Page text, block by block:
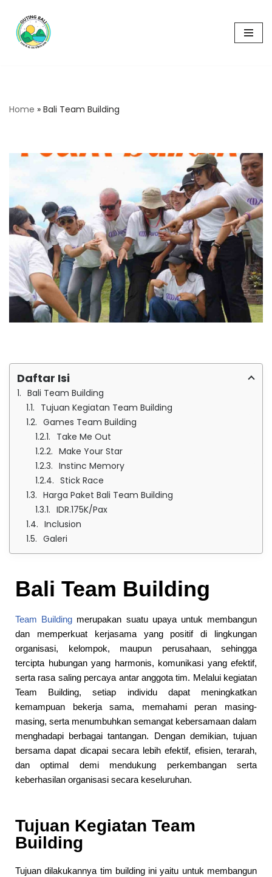
Skip
Home » Bali Team Building
Daftar Isi
Bali Team Building
Tujuan Kegiatan Team Building
Games Team Building
Take Me Out
Make Your Star
Instinc Memory
Stick Race
Harga Paket Bali Team Building
IDR.175K/Pax
Inclusion
Galeri
Bali Team Building
Team Building merupakan suatu upaya untuk membangun
dan memperkuat kerjasama yang positif di lingkungan
organisasi, kelompok, maupun perusahaan, sehingga
tercipta hubungan yang harmonis, komunikasi yang efektif,
serta rasa saling percaya antar anggota tim. Melalui kegiatan
Team Building, setiap individu dapat meningkatkan
kemampuan bekerja sama, memahami peran masing-
masing, serta menumbuhkan semangat kebersamaan dalam
menghadapi berbagai tantangan. Dengan demikian, tujuan
bersama dapat dicapai secara lebih efektif, efisien, terarah,
dan optimal demi mendukung perkembangan serta
keberhasilan organisasi secara keseluruhan.
Tujuan Kegiatan Team
Building
Tujuan dilakukannya tim building ini yaitu untuk membangun